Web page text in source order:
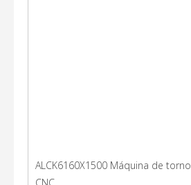
ALCK6160X1500 Máquina de torno